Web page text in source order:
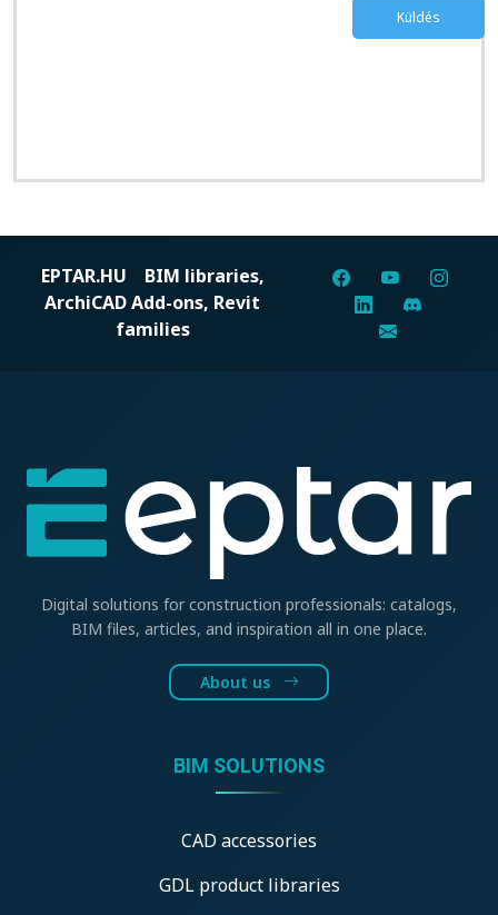
EPTAR.HU BIM libraries,
ArchiCAD Add-ons, Revit
families
Digital solutions for construction professionals: catalogs,
BIM files, articles, and inspiration all in one place.
About us
BIM SOLUTIONS
CAD accessories
GDL product libraries